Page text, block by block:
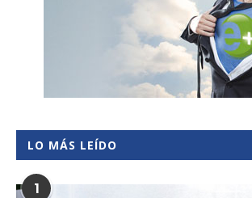
LO MÁS LEÍDO
1